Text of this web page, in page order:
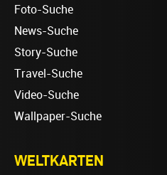
Foto-Suche
News-Suche
Story-Suche
Travel-Suche
Video-Suche
Wallpaper-Suche
WELTKARTEN